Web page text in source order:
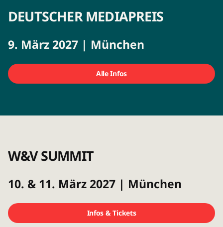
DEUTSCHER MEDIAPREIS
9. März 2027 | München
Alle Infos
W&V SUMMIT
10. & 11. März 2027 | München
Infos & Tickets